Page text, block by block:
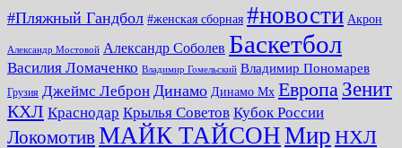
#Пляжный Гандбол #женская сборная #новости Акрон
Александр Мостовой Александр Соболев Баскетбол
Василия Ломаченко Владимир Гомельский Владимир Пономарев
Грузия Джеймс Леброн Динамо Динамо Мх Европа Зенит
КХЛ Краснодар Крылья Советов Кубок России
ЛокомотивМАЙК ТАЙСОНМир НХЛ